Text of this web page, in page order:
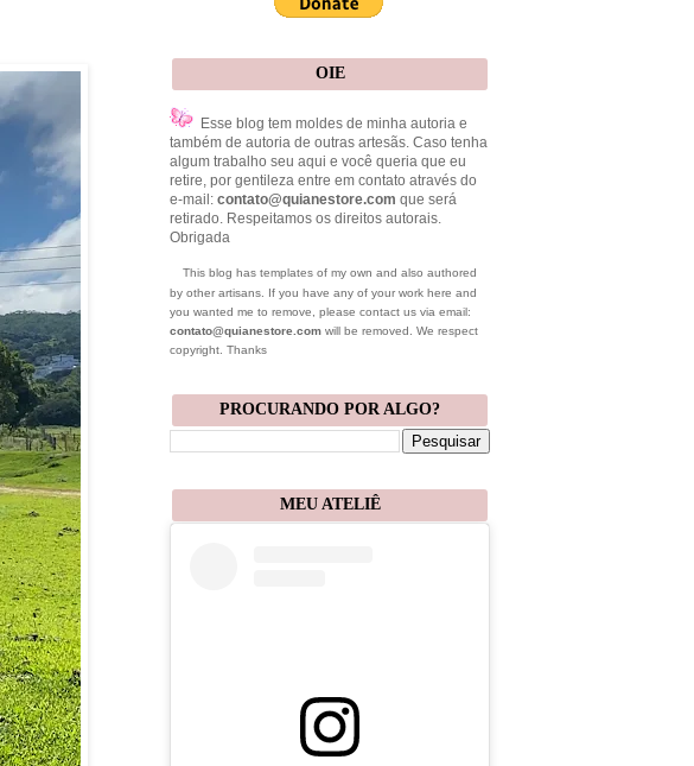
OIE
Esse blog tem moldes de minha autoria e
também de autoria de outras artesãs. Caso tenha
algum trabalho seu aqui e você queria que eu
retire, por gentileza entre em contato através do
e-mail: contato@quianestore.com que será
retirado. Respeitamos os direitos autorais.
Obrigada
This blog has templates of my own and also authored
by other artisans. If you have any of your work here and
you wanted me to remove, please contact us via email:
contato@quianestore.com will be removed. We respect
copyright. Thanks
PROCURANDO POR ALGO?
MEU ATELIÊ